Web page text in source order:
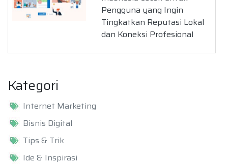
Pengguna yang Ingin
Tingkatkan Reputasi Lokal
dan Koneksi Profesional
Kategori
Internet Marketing
Bisnis Digital
Tips & Trik
Ide & Inspirasi